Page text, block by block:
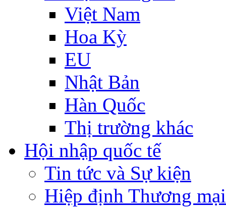
Việt Nam
Hoa Kỳ
EU
Nhật Bản
Hàn Quốc
Thị trường khác
Hội nhập quốc tế
Tin tức và Sự kiện
Hiệp định Thương